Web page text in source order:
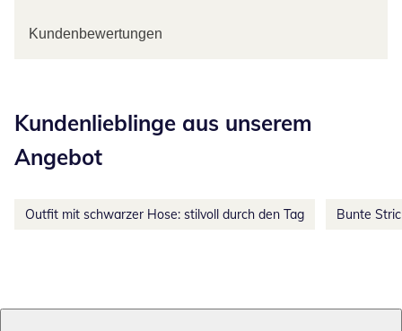
Kundenbewertungen
Kundenlieblinge aus unserem
Angebot
Outfit mit schwarzer Hose: stilvoll durch den Tag Bunte